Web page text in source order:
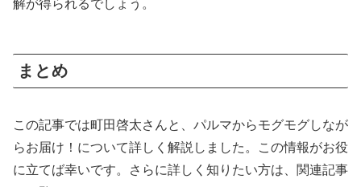
解が得られるでしょう。
まとめ
この記事では町田啓太さんと、パルマからモグモグしなが
らお届け！について詳しく解説しました。この情報がお役
に立てば幸いです。さらに詳しく知りたい方は、関連記事